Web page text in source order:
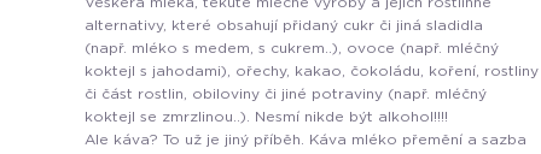
alternativy, které obsahují přidaný cukr či jiná sladidla
(např. mléko s medem, s cukrem..), ovoce (např. mléčný
koktejl s jahodami), ořechy, kakao, čokoládu, koření, rostliny
či část rostlin, obiloviny či jiné potraviny (např. mléčný
koktejl se zmrzlinou..). Nesmí nikde být alkohol!!!!
Ale káva? To už je jiný příběh. Káva mléko přemění a sazba